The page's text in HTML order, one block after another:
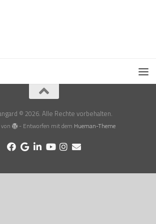
© 2026. Alle Rechte vorbehalten.
- Entworfen mit dem Hueman-Theme